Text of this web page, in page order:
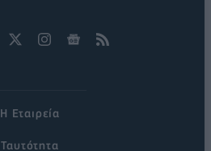
Η Εταιρεία
Ταυτότητα